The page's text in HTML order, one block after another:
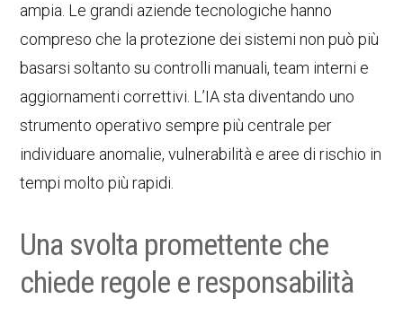
ampia. Le grandi aziende tecnologiche hanno
compreso che la protezione dei sistemi non può più
basarsi soltanto su controlli manuali, team interni e
aggiornamenti correttivi. L’IA sta diventando uno
strumento operativo sempre più centrale per
individuare anomalie, vulnerabilità e aree di rischio in
tempi molto più rapidi.
Una svolta promettente che
chiede regole e responsabilità